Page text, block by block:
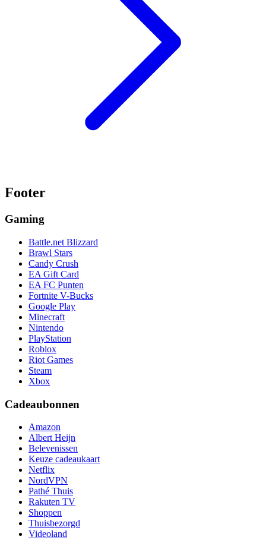
Footer
Gaming
Battle.net Blizzard
Brawl Stars
Candy Crush
EA Gift Card
EA FC Punten
Fortnite V-Bucks
Google Play
Minecraft
Nintendo
PlayStation
Roblox
Riot Games
Steam
Xbox
Cadeaubonnen
Amazon
Albert Heijn
Belevenissen
Keuze cadeaukaart
Netflix
NordVPN
Pathé Thuis
Rakuten TV
Shoppen
Thuisbezorgd
Videoland